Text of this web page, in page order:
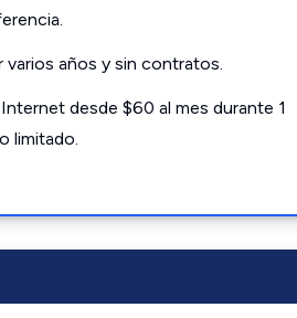
varios años y sin contratos.
desde $60 al mes durante 1
limitado.